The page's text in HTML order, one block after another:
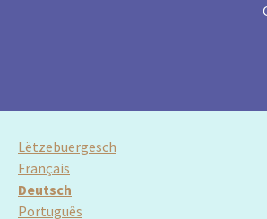
Lëtzebuergesch
Français
Deutsch
Português